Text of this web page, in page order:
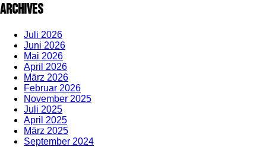
Archives
Juli 2026
Juni 2026
Mai 2026
April 2026
März 2026
Februar 2026
November 2025
Juli 2025
April 2025
März 2025
September 2024